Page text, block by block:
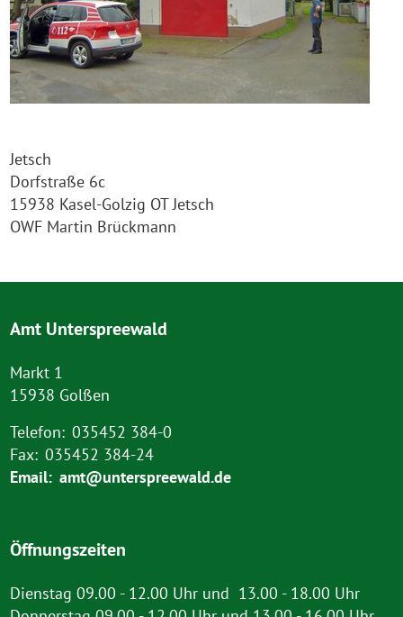
Jetsch
Dorfstraße 6c
15938 Kasel-Golzig OT Jetsch
OWF Martin Brückmann
Amt Unterspreewald
Markt 1
15938 Golßen
Telefon: 035452 384-0
Fax: 035452 384-24
Email: amt@unterspreewald.de
Öffnungszeiten
Dienstag 09.00 - 12.00 Uhr und 13.00 - 18.00 Uhr